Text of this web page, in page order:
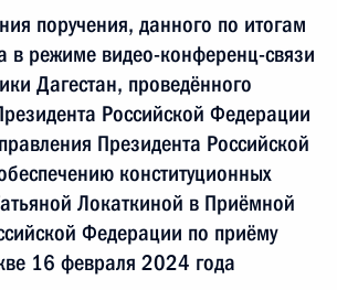
поручения, данного по итогам
в режиме видео-конференц-связи
Дагестан, проведённого
Российской Федерации
Президента Российской
конституционных
Локаткиной в Приёмной
Федерации по приёму
16 февраля 2024 года